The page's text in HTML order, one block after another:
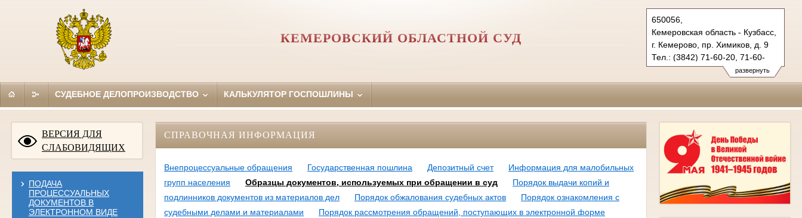
развернуть
650056,
Кемеровская область - Кузбасс,
г. Кемерово, пр. Химиков, д. 9
Тел.: (3842) 71-60-20, 71-60-
22 (т/ф.)
oblsud.kmr@sudrf.ru
КЕМЕРОВСКИЙ ОБЛАСТНОЙ СУД
СУДЕБНОЕ ДЕЛОПРОИЗВОДСТВО КАЛЬКУЛЯТОР ГОСПОШЛИНЫ
ВЕРСИЯ ДЛЯ
СЛАБОВИДЯЩИХ
ПОДАЧА
ПРОЦЕССУАЛЬНЫХ
ДОКУМЕНТОВ В
ЭЛЕКТРОННОМ ВИДЕ
СПРАВОЧНАЯ ИНФОРМАЦИЯ
Внепроцессуальные обращения Государственная пошлина Депозитный счет
Информация для малобильных
групп населения
Образцы документов, используемых при обращении в суд
Порядок выдачи копий и
подлинников документов из материалов дел
Порядок обжалования судебных актов
Порядок ознакомления с
судебными делами и материалами
Порядок рассмотрения обращений, поступающих в электронной форме